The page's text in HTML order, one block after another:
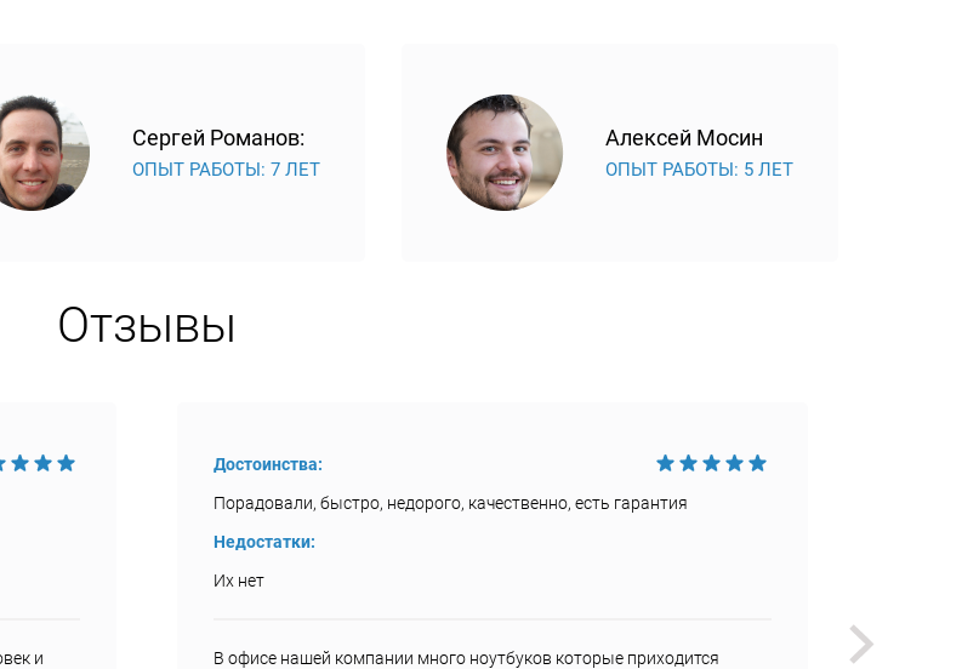
Сергей Романов:
ОПЫТ РАБОТЫ: 7 ЛЕТ
Алексей Мосин
ОПЫТ РАБОТЫ: 5 ЛЕТ
Отзывы
и
Достоинства:
Порадовали, быстро, недорого, качественно, есть гарантия
Недостатки:
Их нет
В офисе нашей компании много ноутбуков которые приходится